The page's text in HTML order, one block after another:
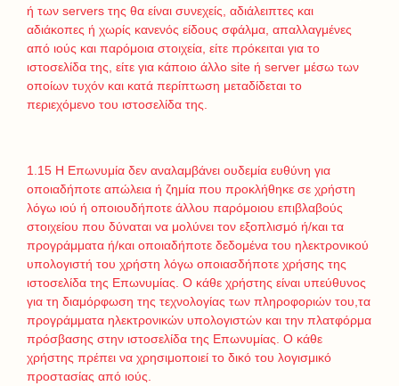
ή των servers της θα είναι συνεχείς, αδιάλειπτες και
αδιάκοπες ή χωρίς κανενός είδους σφάλμα, απαλλαγμένες
από ιούς και παρόμοια στοιχεία, είτε πρόκειται για το
ιστοσελίδα της, είτε για κάποιο άλλο site ή server μέσω των
οποίων τυχόν και κατά περίπτωση μεταδίδεται το
περιεχόμενο του ιστοσελίδα της.
1.15 Η Επωνυμία δεν αναλαμβάνει ουδεμία ευθύνη για
οποιαδήποτε απώλεια ή ζημία που προκλήθηκε σε χρήστη
λόγω ιού ή οποιουδήποτε άλλου παρόμοιου επιβλαβούς
στοιχείου που δύναται να μολύνει τον εξοπλισμό ή/και τα
προγράμματα ή/και οποιαδήποτε δεδομένα του ηλεκτρονικού
υπολογιστή του χρήστη λόγω οποιασδήποτε χρήσης της
ιστοσελίδα της Επωνυμίας. Ο κάθε χρήστης είναι υπεύθυνος
για τη διαμόρφωση της τεχνολογίας των πληροφοριών του,τα
προγράμματα ηλεκτρονικών υπολογιστών και την πλατφόρμα
πρόσβασης στην ιστοσελίδα της Επωνυμίας. Ο κάθε
χρήστης πρέπει να χρησιμοποιεί το δικό του λογισμικό
προστασίας από ιούς.